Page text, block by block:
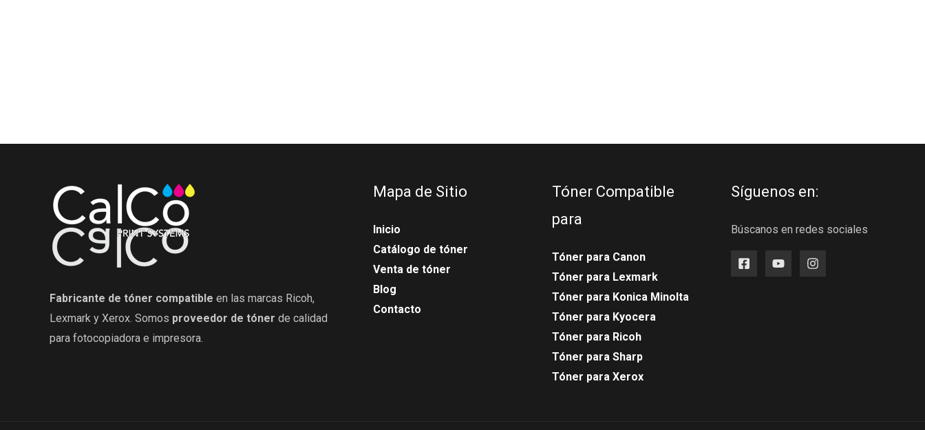
Fabricante de tóner compatible en las marcas Ricoh,
Lexmark y Xerox. Somos proveedor de tóner de calidad
para fotocopiadora e impresora.
Mapa de Sitio
Inicio
Catálogo de tóner
Venta de tóner
Blog
Contacto
Tóner Compatible
para
Tóner para Canon
Tóner para Lexmark
Tóner para Konica Minolta
Tóner para Kyocera
Tóner para Ricoh
Tóner para Sharp
Tóner para Xerox
Síguenos en:
Búscanos en redes sociales